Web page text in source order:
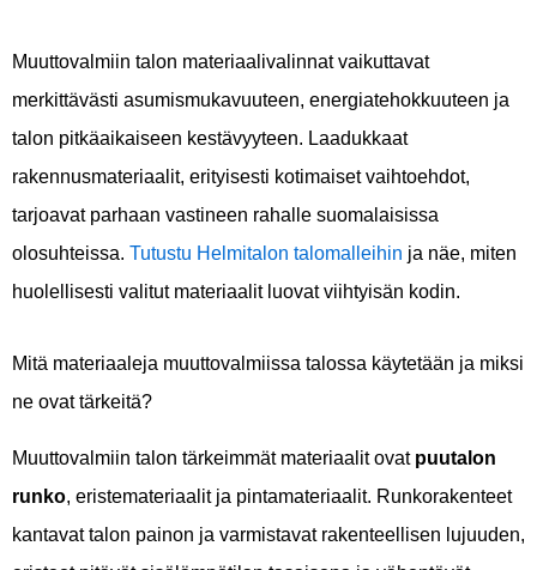
Muuttovalmiin talon materiaalivalinnat vaikuttavat
merkittävästi asumismukavuuteen, energiatehokkuuteen ja
talon pitkäaikaiseen kestävyyteen. Laadukkaat
rakennusmateriaalit, erityisesti kotimaiset vaihtoehdot,
tarjoavat parhaan vastineen rahalle suomalaisissa
olosuhteissa. Tutustu Helmitalon talomalleihin ja näe, miten
huolellisesti valitut materiaalit luovat viihtyisän kodin.
Mitä materiaaleja muuttovalmiissa talossa käytetään ja miksi
ne ovat tärkeitä?
Muuttovalmiin talon tärkeimmät materiaalit ovat puutalon
runko, eristemateriaalit ja pintamateriaalit. Runkorakenteet
kantavat talon painon ja varmistavat rakenteellisen lujuuden,